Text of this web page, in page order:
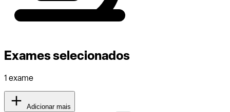
Exames selecionados
1 exame
Adicionar mais